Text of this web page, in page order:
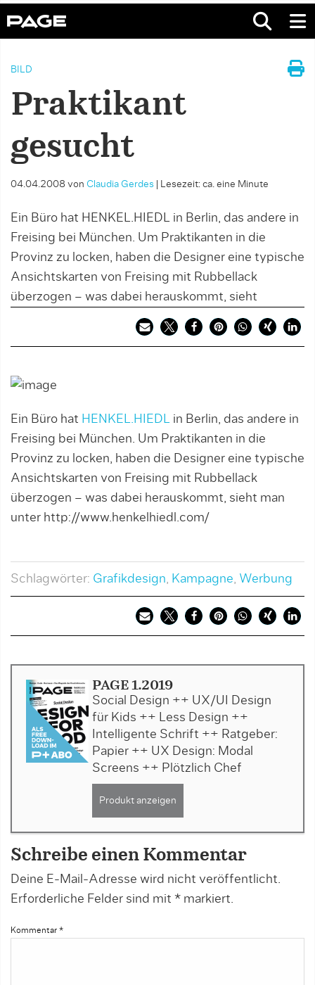
BILD
Praktikant
gesucht
04.04.2008 von Claudia Gerdes Lesezeit: ca. eine Minute
Ein Büro hat HENKEL.HIEDL in Berlin, das andere in
Freising bei München. Um Praktikanten in die
Provinz zu locken, haben die Designer eine typische
Ansichtskarten von Freising mit Rubbellack
überzogen – was dabei herauskommt, sieht
Ein Büro hat HENKEL.HIEDL
in Berlin, das andere in
Freising bei München. Um Praktikanten in die
Provinz zu locken, haben die Designer eine typische
Ansichtskarten von Freising mit Rubbellack
überzogen – was dabei herauskommt, sieht man
unter http://www.henkelhiedl.com/
Schlagwörter: Grafikdesign Kampagne Werbung
PAGE 1.2019
Social Design ++ UX/UI Design
für Kids ++ Less Design ++
Intelligente Schrift ++ Ratgeber:
Papier ++ UX Design: Modal
Screens ++ Plötzlich Chef
Produkt anzeigen
Schreibe einen Kommentar
Deine E-Mail-Adresse wird nicht veröffentlicht.
Erforderliche Felder sind mit * markiert.
Kommentar *